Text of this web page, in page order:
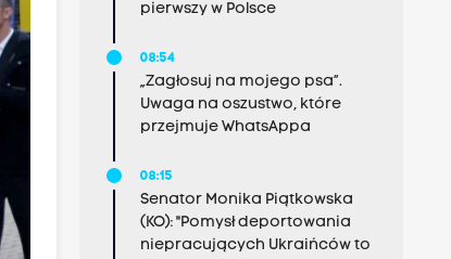
pierwszy w Polsce
08:54
„Zagłosuj na mojego psa”.
Uwaga na oszustwo, które
przejmuje WhatsAppa
08:15
Senator Monika Piątkowska
(KO): "Pomysł deportowania
niepracujących Ukraińców to